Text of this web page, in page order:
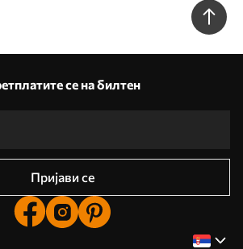
се на билтен
Пријави се